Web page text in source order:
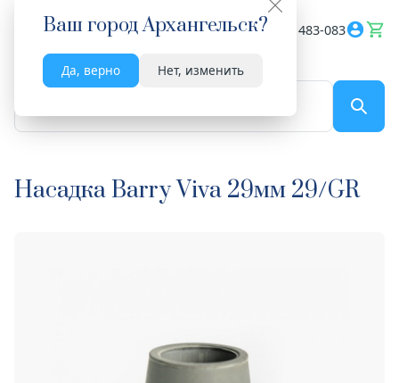
Ваш городАрхангельск?
Да, верно Нет, изменить
Весь сайт 8182 483-083
Насадка Barry Viva 29мм 29/GR